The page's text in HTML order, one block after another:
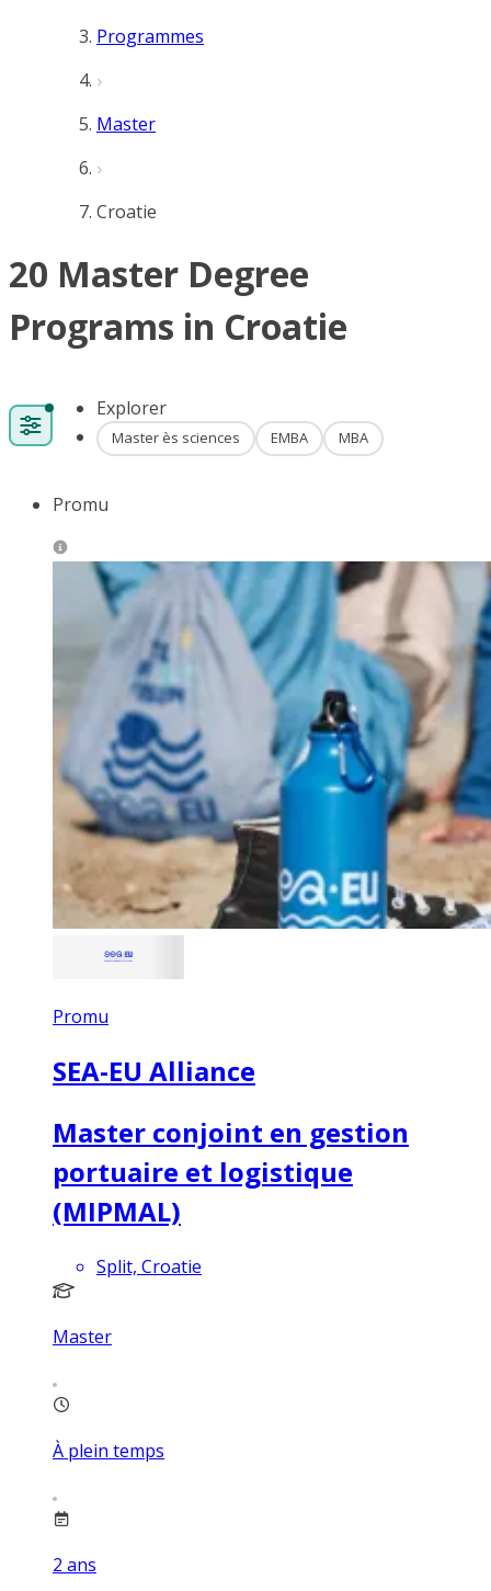
Programmes
Master
Croatie
20 Master Degree
Programs in Croatie
Explorer
Master ès sciences EMBA MBA
Promu
Promu
SEA-EU Alliance
Master conjoint en gestion
portuaire et logistique
(MIPMAL)
Split, Croatie
Master
À plein temps
2 ans